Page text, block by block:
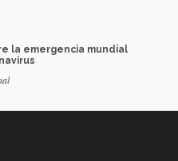
la emergencia mundial